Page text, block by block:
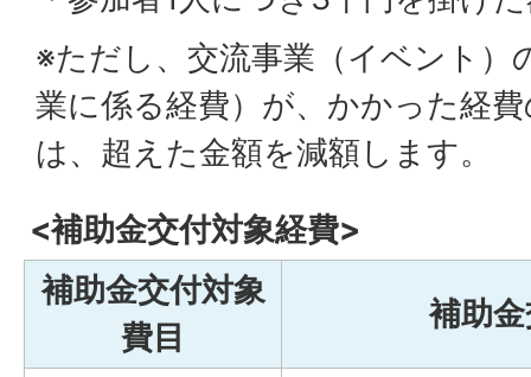
※ただし、交流事業（イベント）
業に係る経費）が、かかった経
は、超えた金額を減額します。
<補助金交付対象経費>
補助金交付対象
費目
補助